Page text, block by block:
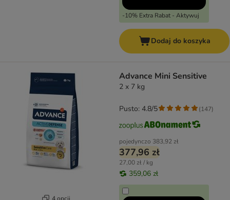
-10% Extra Rabat - Aktywuj
Dodaj do koszyka
4 opcji
Advance Mini Sensitive
2 x 7 kg
pojedynczo 383,92 zł
377,96 zł
27,00 zł / kg
359,06 zł
Pusto: 4.8/5 (147)